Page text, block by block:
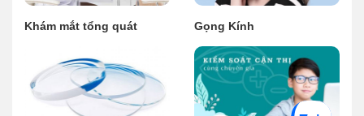
Khám mắt tổng quát Gọng Kính